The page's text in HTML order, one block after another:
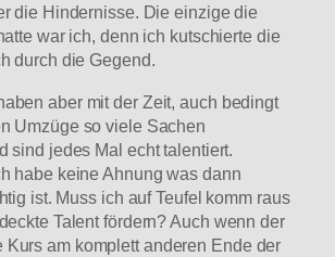
die Hindernisse. Die einzige die
war ich, denn ich kutschierte die
durch die Gegend.
aber mit der Zeit, auch bedingt
Umzüge so viele Sachen
sind jedes Mal echt talentiert.
habe keine Ahnung was dann
ist. Muss ich auf Teufel komm raus
Talent fördern? Auch wenn der
Kurs am komplett anderen Ende der